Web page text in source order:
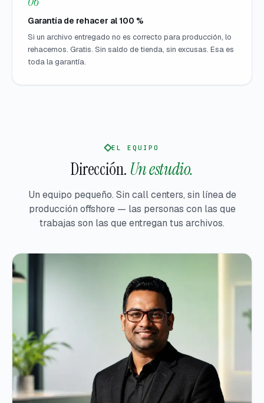
Garantía de rehacer al 100 %
Si un archivo entregado no es correcto para producción, lo
rehacemos. Gratis. Sin saldo de tienda, sin excusas. Esa es
toda la garantía.
EL EQUIPO
Dirección. Un estudio.
Un equipo pequeño. Sin call centers, sin línea de
producción offshore — las personas con las que
trabajas son las que entregan tus archivos.